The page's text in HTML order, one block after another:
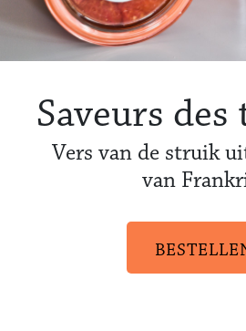
Saveurs
Vers van de struik
van